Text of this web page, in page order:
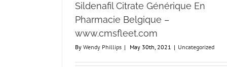
Sildenafil Citrate Générique En
Pharmacie Belgique –
www.cmsfleet.com
By Wendy Phillips | May 30th, 2021 | Uncategorized